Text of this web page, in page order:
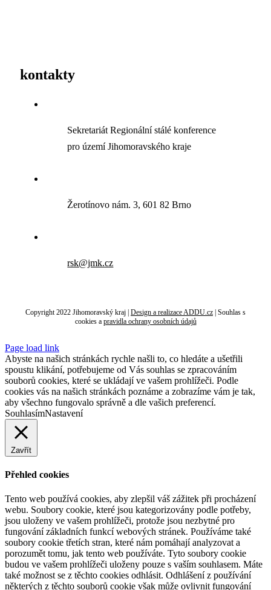
kontakty
Sekretariát Regionální stálé konference
pro území Jihomoravského kraje
Žerotínovo nám. 3, 601 82 Brno
rsk@jmk.cz
Copyright 2022 Jihomoravský kraj | Design a realizace ADDU.cz Souhlas s
cookiesa pravidla ochrany osobních údajů
Page load link
Abyste na našich stránkách rychle našli to, co hledáte a ušetřili
spoustu klikání, potřebujeme od Vás souhlas se zpracováním
souborů cookies, které se ukládají ve vašem prohlížeči. Podle
cookies vás na našich stránkách poznáme a zobrazíme vám je tak,
aby všechno fungovalo správně a dle vašich preferencí.
SouhlasímNastavení
Zavřít
Přehled cookies
Tento web používá cookies, aby zlepšil váš zážitek při procházení
webu. Soubory cookie, které jsou kategorizovány podle potřeby,
jsou uloženy ve vašem prohlížeči, protože jsou nezbytné pro
fungování základních funkcí webových stránek. Používáme také
soubory cookie třetích stran, které nám pomáhají analyzovat a
porozumět tomu, jak tento web používáte. Tyto soubory cookie
budou ve vašem prohlížeči uloženy pouze s vaším souhlasem. Máte
také možnost se z těchto cookies odhlásit. Odhlášení z používání
některých z těchto souborů cookie však může ovlivnit fungování